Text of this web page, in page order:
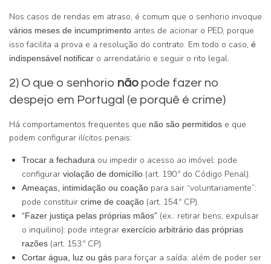
Nos casos de rendas em atraso, é comum que o senhorio invoque
vários meses de incumprimento antes de acionar o PED, porque
isso facilita a prova e a resolução do contrato. Em todo o caso, é
indispensável notificar o arrendatário e seguir o rito legal.
2) O que o senhorio não pode fazer no
despejo em Portugal (e porquê é crime)
Há comportamentos frequentes que não são permitidos e que
podem configurar ilícitos penais:
Trocar a fechadura ou impedir o acesso ao imóvel: pode
configurar violação de domicílio (art. 190.º do Código Penal).
Ameaças, intimidação ou coação para sair “voluntariamente”:
pode constituir crime de coação (art. 154.º CP).
“Fazer justiça pelas próprias mãos” (ex.: retirar bens, expulsar
o inquilino): pode integrar exercício arbitrário das próprias
razões (art. 153.º CP).
Cortar água, luz ou gás para forçar a saída: além de poder ser